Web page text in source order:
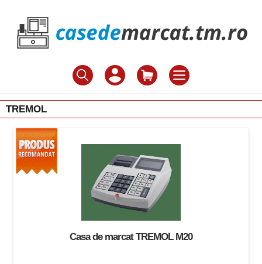
TREMOL
Casa de marcat TREMOL M20